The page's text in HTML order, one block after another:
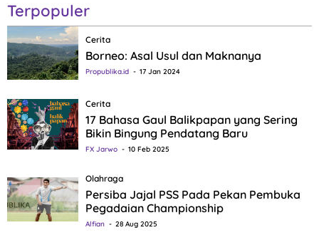
Terpopuler
Cerita
Borneo: Asal Usul dan Maknanya
Propublika.id 17 Jan 2024
Cerita
17 Bahasa Gaul Balikpapan yang Sering
Bikin Bingung Pendatang Baru
FX Jarwo 10 Feb 2025
Olahraga
Persiba Jajal PSS Pada Pekan Pembuka
Pegadaian Championship
Alfian 28 Aug 2025